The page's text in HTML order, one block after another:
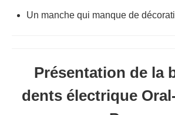
Un manche qui manque de
Présentation de la
dents électrique